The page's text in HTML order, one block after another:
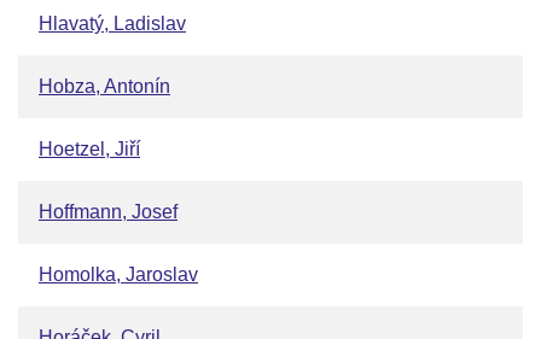
Hlavatý, Ladislav
Hobza, Antonín
Hoetzel, Jiří
Hoffmann, Josef
Homolka, Jaroslav